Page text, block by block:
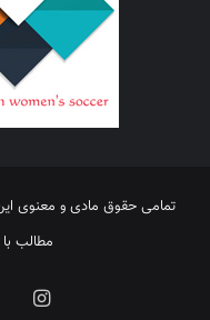
تمامی حقوق مادی و معنوی
مطالب